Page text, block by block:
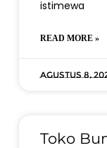
istimewa
READ MORE »
Agustus 8,
Toko